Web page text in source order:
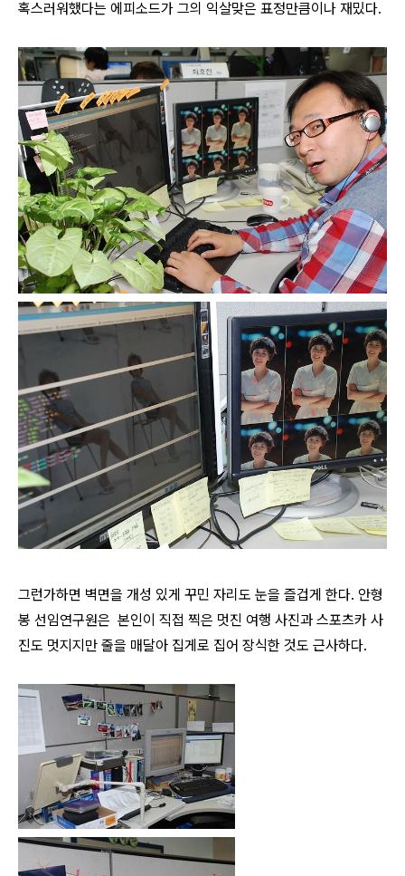
혹스러워했다는 에피소드가 그의 익살맞은 표정만큼이나 재밌다.
그런가하면 벽면을 개성 있게 꾸민 자리도 눈을 즐겁게 한다. 안형
봉 선임연구원은 본인이 직접 찍은 멋진 여행 사진과 스포츠카 사
진도 멋지지만 줄을 매달아 집게로 집어 장식한 것도 근사하다.